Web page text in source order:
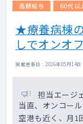
高額給与
60代以
★療養病棟
しでオンオ
掲載更新日 : 2026年05月14
担当エージ
当直、オンコール
空港も近く、月1